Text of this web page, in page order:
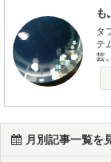
タ
テ
芸
月別記事一覧を